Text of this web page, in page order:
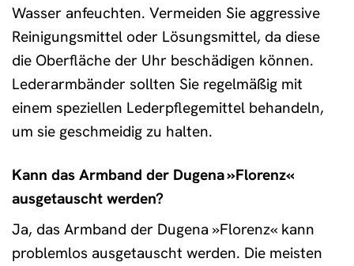
Wasser anfeuchten. Vermeiden Sie aggressive
Reinigungsmittel oder Lösungsmittel, da diese
die Oberfläche der Uhr beschädigen können.
Lederarmbänder sollten Sie regelmäßig mit
einem speziellen Lederpflegemittel behandeln,
um sie geschmeidig zu halten.
Kann das Armband der Dugena »Florenz«
ausgetauscht werden?
Ja, das Armband der Dugena »Florenz« kann
problemlos ausgetauscht werden. Die meisten